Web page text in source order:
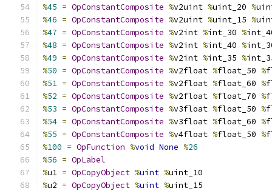
%45 = OpConstantComposite %v2uint %uint_20 %
%46 = OpConstantComposite %v2uint %uint_15 %
%47 = OpConstantComposite %v2int %int_30 %
%48 = OpConstantComposite %v2int %int_40 %
%49 = OpConstantComposite %v2int %int_35 %
%50 = OpConstantComposite %v2float %float_50 %
%51 = OpConstantComposite %v2float %float_60 %
%52 = OpConstantComposite %v2float %float_70 %
%53 = OpConstantComposite %v3float %float_50 %
%54 = OpConstantComposite %v3float %float_60 %
%55 = OpConstantComposite %v4float %float_50 %
%100 = OpFunction %void None %26
%56 = OpLabel
%u1 = OpCopyObject %uint %uint_10
%u2 = OpCopyObject %uint %uint_15